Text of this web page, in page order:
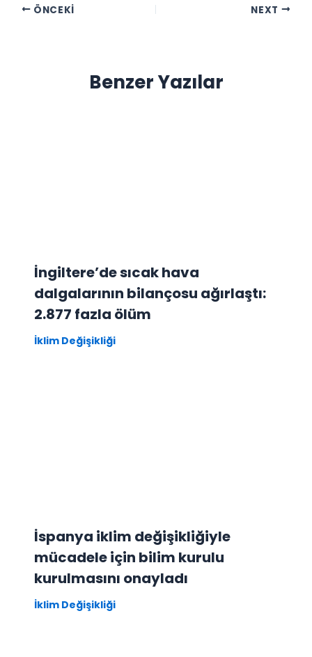
ÖNCEKI NEXT
Benzer Yazılar
İngiltere’de sıcak hava
dalgalarının bilançosu ağırlaştı:
2.877 fazla ölüm
İklim Değişikliği
İspanya iklim değişikliğiyle
mücadele için bilim kurulu
kurulmasını onayladı
İklim Değişikliği